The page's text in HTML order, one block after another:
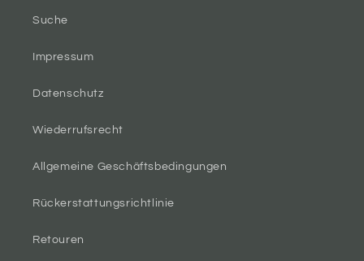
Suche
Impressum
Datenschutz
Wiederrufsrecht
Allgemeine Geschäftsbedingungen
Rückerstattungsrichtlinie
Retouren